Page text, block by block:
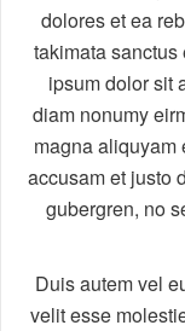
dolores et ea
takimata sanctus
ipsum dolor sit
diam nonumy
magna aliquyam
accusam et justo
gubergren, no
Duis autem vel
velit esse